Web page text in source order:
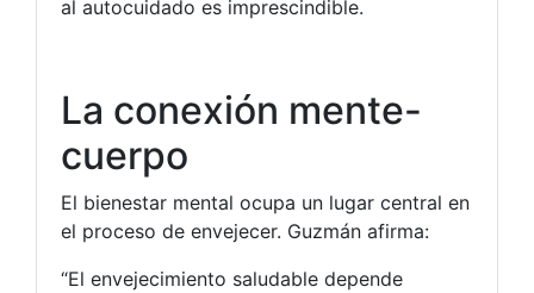
al autocuidado es imprescindible.
La conexión mente-
cuerpo
El bienestar mental ocupa un lugar central en
el proceso de envejecer. Guzmán afirma:
“El envejecimiento saludable depende